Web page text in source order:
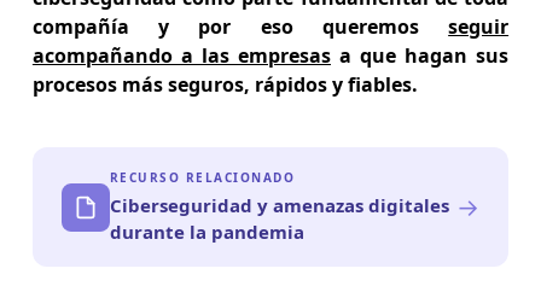
compañía y por eso queremosseguir
acompañando a las empresasa que hagan sus
procesos más seguros, rápidos y fiables.
RECURSO RELACIONADO
Ciberseguridad y amenazas digitales
durante la pandemia
→